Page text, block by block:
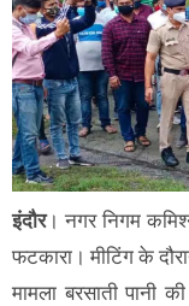
इंदौर। नगर निगम
फटकारा। मीटिंग के
मामला बरसाती पानी